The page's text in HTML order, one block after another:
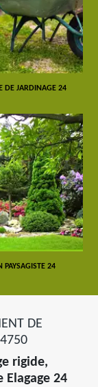
DE JARDINAGE 24
PAYSAGISTE 24
DE
rigide,
24